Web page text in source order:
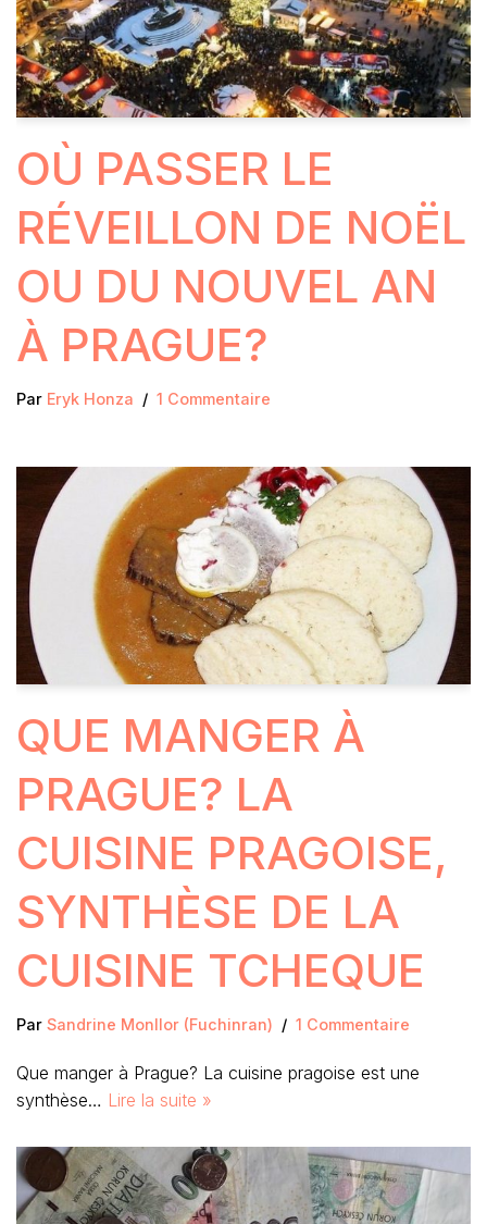
OÙ PASSER LE
RÉVEILLON DE NOËL
OU DU NOUVEL AN
À PRAGUE?
Par Eryk Honza 1 Commentaire
QUE MANGER À
PRAGUE? LA
CUISINE PRAGOISE,
SYNTHÈSE DE LA
CUISINE TCHEQUE
Par Sandrine Monllor (Fuchinran) 1 Commentaire
Que manger à Prague? La cuisine pragoise est une
synthèse… Lire la suite »